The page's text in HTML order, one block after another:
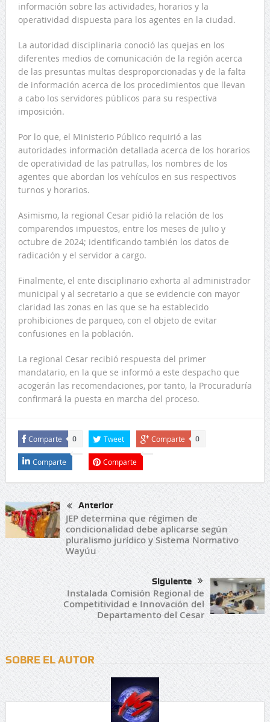
información sobre las actividades, horarios y la
operatividad dispuesta para los agentes en la ciudad.
La autoridad disciplinaria conoció las quejas en los
diferentes medios de comunicación de la región acerca
de las presuntas multas desproporcionadas y de la falta
de información acerca de los procedimientos que llevan
a cabo los servidores públicos para su respectiva
imposición.
Por lo que, el Ministerio Público requirió a las
autoridades información detallada acerca de los horarios
de operatividad de las patrullas, los nombres de los
agentes que abordan los vehículos en sus respectivos
turnos y horarios.
Asimismo, la regional Cesar pidió la relación de los
comparendos impuestos, entre los meses de julio y
octubre de 2024; identificando también los datos de
radicación y el servidor a cargo.
Finalmente, el ente disciplinario exhorta al administrador
municipal y al secretario a que se evidencie con mayor
claridad las zonas en las que se ha establecido
prohibiciones de parqueo, con el objeto de evitar
confusiones en la población.
La regional Cesar recibió respuesta del primer
mandatario, en la que se informó a este despacho que
acogerán las recomendaciones, por tanto, la Procuraduría
confirmará la puesta en marcha del proceso.
Comparte 0 Tweet Comparte 0
Comparte Comparte
Anterior
JEP determina que régimen de
condicionalidad debe aplicarse según
pluralismo jurídico y Sistema Normativo
Wayúu
Siguiente
Instalada Comisión Regional de
Competitividad e Innovación del
Departamento del Cesar
SOBRE EL AUTOR